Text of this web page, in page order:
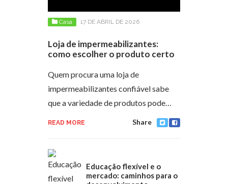
Casa 17 DE ABRIL DE 2026
Loja de impermeabilizantes:
como escolher o produto certo
Quem procura uma loja de
impermeabilizantes confiável sabe
que a variedade de produtos pode…
READ MORE Share
Educação flexível e o
mercado: caminhos para o